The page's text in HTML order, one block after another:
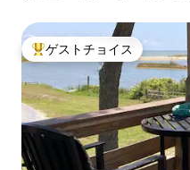
大好評のゲストチョイスで
ゲストチョイス